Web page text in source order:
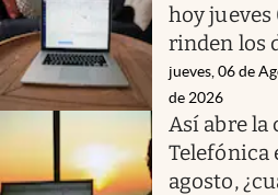
hoy jueves
rinden los
jueves, 06 de
de 2026
Así abre la
Telefónica
agosto,